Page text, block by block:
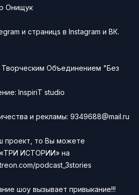
Онищук
и страницs в Instagram и ВК.
Творческим Объединением "Без
InspiriT studio
и рекламы: 9349688@mail.ru
проект, то Вы можете
ИСТОРИИ» на
podcast_3stories
шоу вызывает привыкание!!!